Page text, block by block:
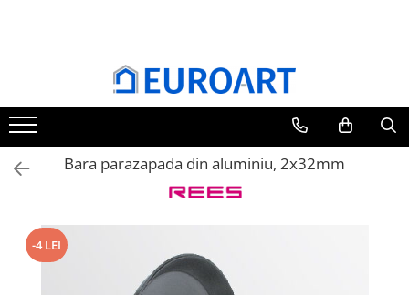
Bara parazapada din aluminiu, 2x32mm
-4 LEI